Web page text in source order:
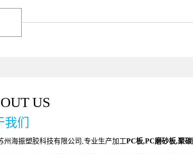
US
我们
振塑胶科技有限公司,专业生产加工PC板,PC磨砂板,聚